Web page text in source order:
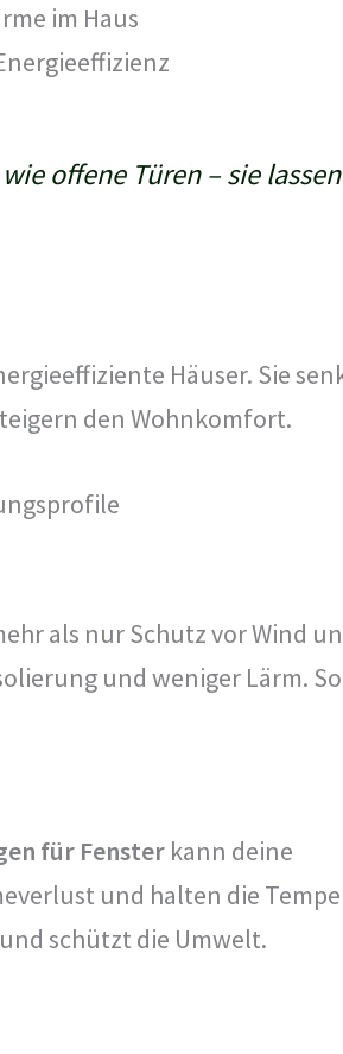
im Haus
offene Türen – sie
Häuser. Sie
den Wohnkomfort.
als nur Schutz vor Wind
und weniger Lärm.
für Fenster kann deine
und halten die
schützt die Umwelt.